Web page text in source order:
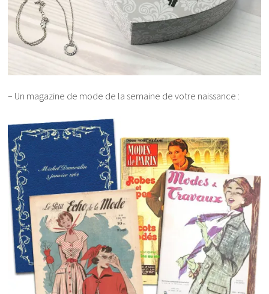
– Un magazine de mode de la semaine de votre naissance :